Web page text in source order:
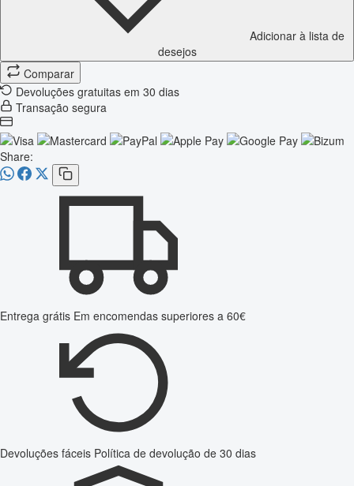
Adicionar à lista de
desejos
Comparar
Devoluções gratuitas em 30 dias
Transação segura
Share:
Entrega grátis Em encomendas superiores a 60€
Devoluções fáceis Política de devolução de 30 dias